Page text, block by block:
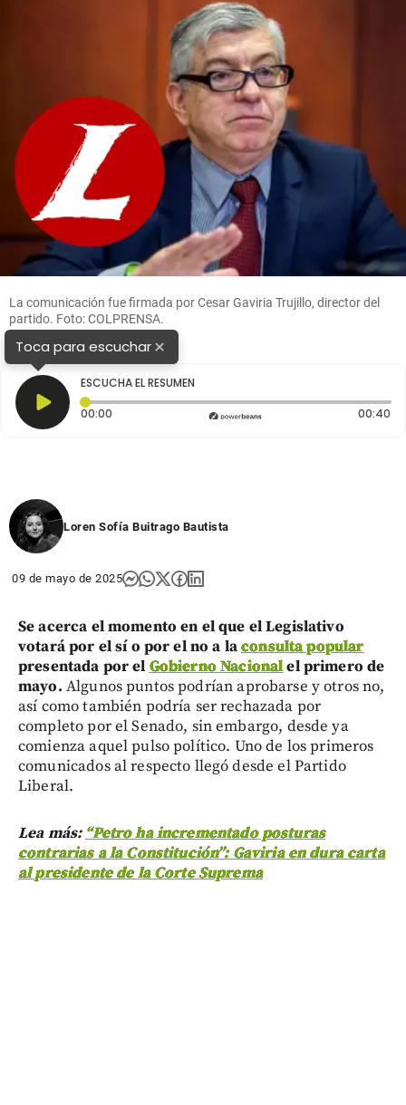
La comunicación fue firmada por Cesar Gaviria Trujillo, director del
partido. Foto: COLPRENSA.
Toca para escuchar×
ESCUCHA EL RESUMEN
00:00 Tiempo transcurrido: 0 segundos 00:40
Loren Sofía Buitrago Bautista
09 de mayo de 2025
Se acerca el momento en el que el Legislativo
votará por el sí o por el no a laconsulta popular
presentada por el Gobierno Nacionalel primero de
mayo. Algunos puntos podrían aprobarse y otros no,
así como también podría ser rechazada por
completo por el Senado, sin embargo, desde ya
comienza aquel pulso político. Uno de los primeros
comunicados al respecto llegó desde el Partido
Liberal.
Lea más: “Petro ha incrementado posturas
contrarias a la Constitución”: Gaviria en dura carta
al presidente de la Corte Suprema